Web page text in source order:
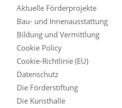
Aktuelle Förderprojekte
Bau- und Innenausstattung
Bildung und Vermittlung
Cookie Policy
Cookie-Richtlinie (EU)
Datenschutz
Die Förderstiftung
Die Kunsthalle